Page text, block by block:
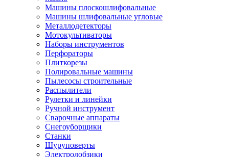
Машины плоскошлифовальные
Машины шлифовальные угловые
Металлодетекторы
Мотокультиваторы
Наборы инструментов
Перфораторы
Плиткорезы
Полировальные машины
Пылесосы строительные
Распылители
Рулетки и линейки
Ручной инструмент
Сварочные аппараты
Снегоуборщики
Станки
Шуруповерты
Электролобзики